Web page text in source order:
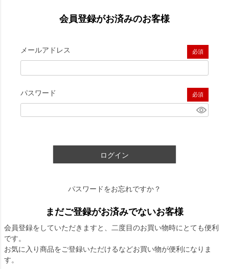
会員登録がお済みのお客様
メールアドレス
(必須)
パスワード
(必須)
ログイン
パスワードをお忘れですか？
まだご登録がお済みでないお客様
会員登録をしていただきますと、二度目のお買い物時にとても便利
です。
お気に入り商品をご登録いただけるなどお買い物が便利になりま
す。